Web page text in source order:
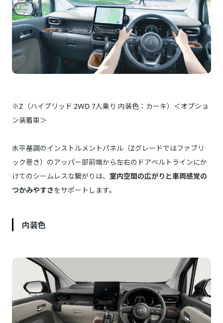
※Z（ハイブリッド 2WD 7人乗り 内装色：カーキ）＜オプショ
ン装着車＞
水平基調のインストルメントパネル（Zグレードではファブリ
ック巻き）のアッパー部前端から左右のドアベルトラインにか
けてのシームレスな繋がりは、 室内空間の広がりと車両感覚の
つかみやすさをサポートします。
内装色